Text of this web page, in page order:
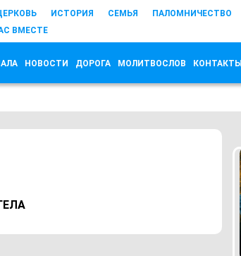
ИСТОРИЯ СЕМЬЯ ПАЛОМНИЧЕСТВО
ВМЕСТЕ
НОВОСТИ ДОРОГА МОЛИТВОСЛОВ КОНТАКТЫ